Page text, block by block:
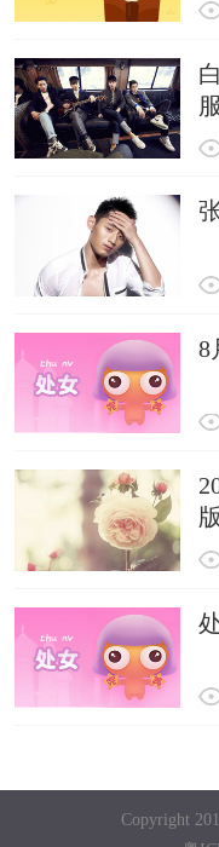
服
8
版
Copyright